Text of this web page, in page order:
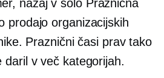
nazaj v šoloPraznična
prodajo organizacijskih
Praznični časi prav tako
daril v več kategorijah.